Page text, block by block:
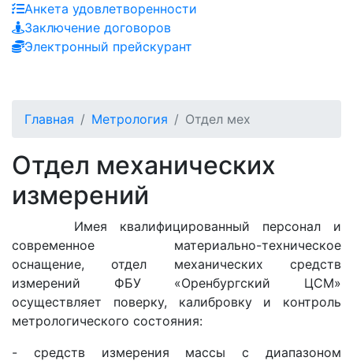
Анкета удовлетворенности
Заключение договоров
Электронный прейскурант
Главная Метрология Отдел мех
Отдел механических
измерений
Имея квалифицированный персонал и
современное материально-техническое
оснащение, отдел механических средств
измерений ФБУ «Оренбургский ЦСМ»
осуществляет поверку, калибровку и контроль
метрологического состояния:
- средств измерения массы с диапазоном